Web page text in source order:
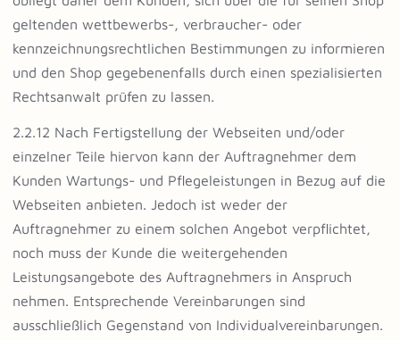
geltenden wettbewerbs-, verbraucher- oder
kennzeichnungsrechtlichen Bestimmungen zu informieren
und den Shop gegebenenfalls durch einen spezialisierten
Rechtsanwalt prüfen zu lassen.
2.2.12 Nach Fertigstellung der Webseiten und/oder
einzelner Teile hiervon kann der Auftragnehmer dem
Kunden Wartungs- und Pflegeleistungen in Bezug auf die
Webseiten anbieten. Jedoch ist weder der
Auftragnehmer zu einem solchen Angebot verpflichtet,
noch muss der Kunde die weitergehenden
Leistungsangebote des Auftragnehmers in Anspruch
nehmen. Entsprechende Vereinbarungen sind
ausschließlich Gegenstand von Individualvereinbarungen.